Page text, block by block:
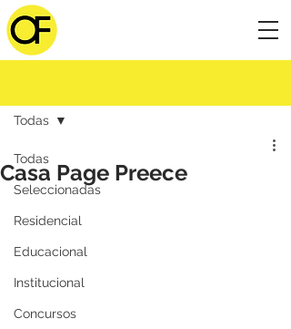
Todas
Seleccionadas
Residencial
Educacional
Institucional
Concursos
Todas
Casa Page Preece